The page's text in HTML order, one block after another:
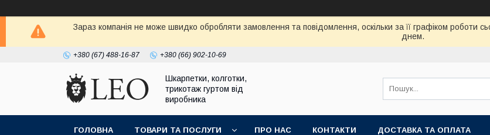
Зараз компанія не може швидко обробляти замовлення та повідомлення, оскільки за її графіком роботи
днем.
+380 (67) 488-16-87 +380 (66) 902-10-69
Шкарпетки, колготки,
трикотаж гуртом від
виробника
ГОЛОВНА ТОВАРИ ТА ПОСЛУГИ ПРО НАС КОНТАКТИ ДОСТАВКА ТА ОПЛАТА